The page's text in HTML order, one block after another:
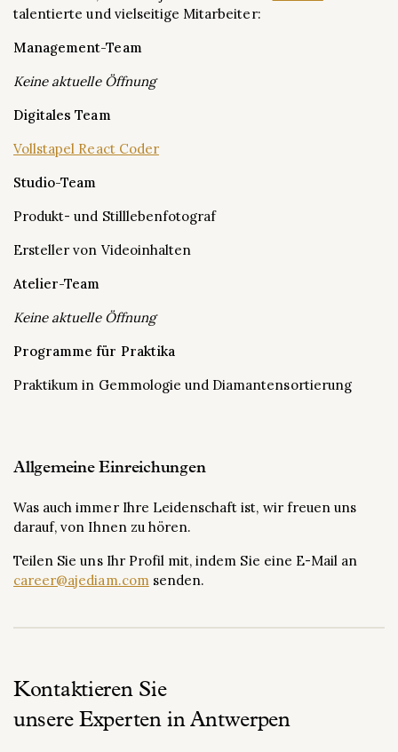
talentierte und vielseitige Mitarbeiter:
Management-Team
Keine aktuelle Öffnung
Digitales Team
Vollstapel React Coder
Studio-Team
Produkt- und Stilllebenfotograf
Ersteller von Videoinhalten
Atelier-Team
Keine aktuelle Öffnung
Programme für Praktika
Praktikum in Gemmologie und Diamantensortierung
Allgemeine Einreichungen
Was auch immer Ihre Leidenschaft ist, wir freuen uns
darauf, von Ihnen zu hören.
Teilen Sie uns Ihr Profil mit, indem Sie eine E-Mail an
career@ajediam.comsenden.
Kontaktieren Sie
unsere Experten in Antwerpen